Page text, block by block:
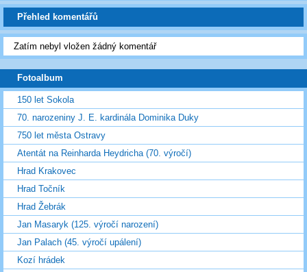
Přehled komentářů
Zatím nebyl vložen žádný komentář
Fotoalbum
150 let Sokola
70. narozeniny J. E. kardinála Dominika Duky
750 let města Ostravy
Atentát na Reinharda Heydricha (70. výročí)
Hrad Krakovec
Hrad Točník
Hrad Žebrák
Jan Masaryk (125. výročí narození)
Jan Palach (45. výročí upálení)
Kozí hrádek